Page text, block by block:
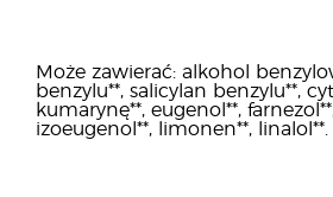
Może zawierać: alkohol
benzylu**, salicylan benzylu**,
kumarynę**, eugenol**,
izoeugenol**, limonen**, linalol**.